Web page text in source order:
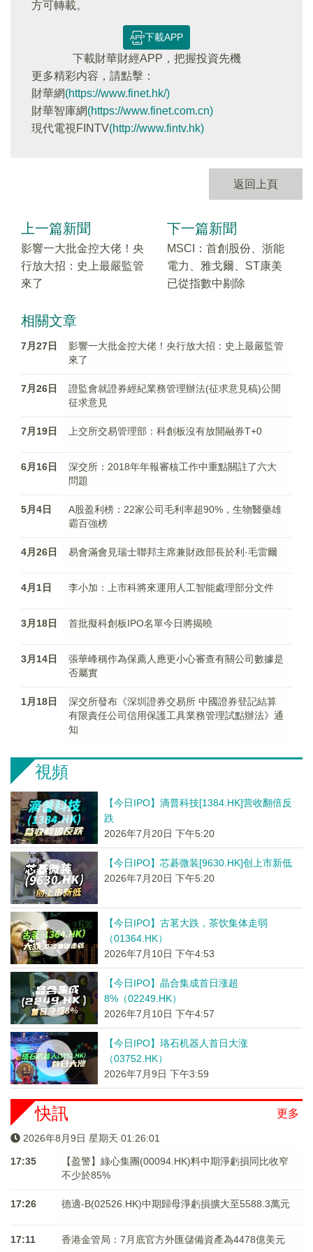
方可轉載。
下載APP
下載財華財經APP，把握投資先機
更多精彩内容，請點擊：
財華網(https://www.finet.hk/)
財華智庫網(https://www.finet.com.cn)
現代電視FINTV(http://www.fintv.hk)
返回上頁
上一篇新聞
影響一大批金控大佬！央
行放大招：史上最嚴監管
來了
下一篇新聞
MSCI：首創股份、浙能
電力、雅戈爾、ST康美
已從指數中剔除
相關文章
7月27日
影響一大批金控大佬！央行放大招：史上最嚴監管
來了
7月26日
證監會就證券經紀業務管理辦法(征求意見稿)公開
征求意見
7月19日 上交所交易管理部：科創板沒有放開融券T+0
6月16日
深交所：2018年年報審核工作中重點關註了六大
問題
5月4日
A股盈利榜：22家公司毛利率超90%，生物醫藥雄
霸百強榜
4月26日 易會滿會見瑞士聯邦主席兼財政部長於利·毛雷爾
4月1日 李小加：上市科將來運用人工智能處理部分文件
3月18日 首批擬科創板IPO名單今日將揭曉
3月14日
張華峰稱作為保薦人應更小心審查有關公司數據是
否屬實
1月18日
深交所發布《深圳證券交易所 中國證券登記結算
有限責任公司信用保護工具業務管理試點辦法》通
知
視頻
【今日IPO】滴普科技[1384.HK]营收翻倍反
跌
2026年7月20日 下午5:20
【今日IPO】芯碁微装[9630.HK]创上市新低
2026年7月20日 下午5:20
【今日IPO】古茗大跌，茶饮集体走弱
（01364.HK）
2026年7月10日 下午4:53
【今日IPO】晶合集成首日涨超
8%（02249.HK）
2026年7月10日 下午4:57
【今日IPO】珞石机器人首日大涨
（03752.HK）
2026年7月9日 下午3:59
更多
快訊
2026年8月9日 星期天 01:26:01
17:35
【盈警】綠心集團(00094.HK)料中期淨虧損同比收窄
不少於85%
17:26 德適-B(02526.HK)中期歸母淨虧損擴大至5588.3萬元
17:11 香港金管局：7月底官方外匯儲備資產為4478億美元